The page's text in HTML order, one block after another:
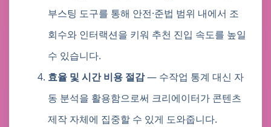
부스팅 도구를 통해 안전·준법 범위 내에서 조
회수와 인터랙션을 키워 추천 진입 속도를 높일
수 있습니다.
효율 및 시간 비용 절감— 수작업 통계 대신 자
동 분석을 활용함으로써 크리에이터가 콘텐츠
제작 자체에 집중할 수 있게 도와줍니다.